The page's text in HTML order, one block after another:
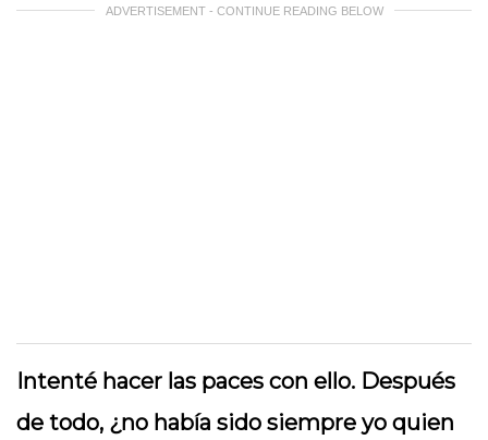
ADVERTISEMENT - CONTINUE READING BELOW
Intenté hacer las paces con ello. Después
de todo, ¿no había sido siempre yo quien